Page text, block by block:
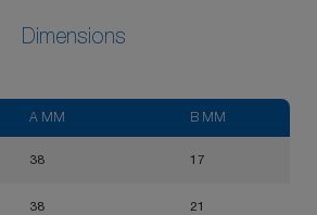
Dimensions
A MM B MM
38 17
38 21